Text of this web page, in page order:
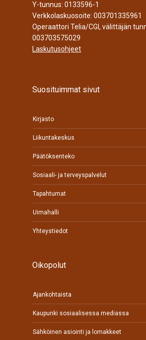
Y-tunnus: 0133596-1
Verkkolaskuosoite: 003701335961
Operaattori Telia/CGI, välittäjän
003703575029
Laskutusohjeet
Suosituimmat sivut
Kirjasto
Liikuntakeskus
Päätöksenteko
Sosiaali- ja terveyspalvelut
Tapahtumat
Uimahalli
Yhteystiedot
Oikopolut
Ajankohtaista
Kaupunki sosiaalisessa mediassa
Sähköinen asiointi ja lomakkeet